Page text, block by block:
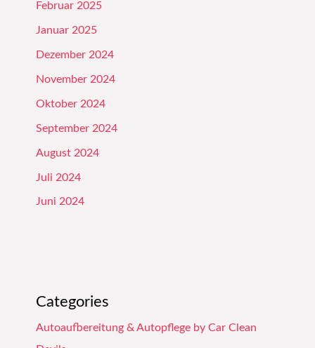
Februar 2025
Januar 2025
Dezember 2024
November 2024
Oktober 2024
September 2024
August 2024
Juli 2024
Juni 2024
Categories
Autoaufbereitung & Autopflege by Car Clean